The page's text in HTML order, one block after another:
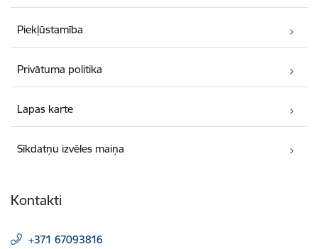
Piekļūstamība
Privātuma politika
Lapas karte
Sīkdatņu izvēles maiņa
Kontakti
+371 67093816